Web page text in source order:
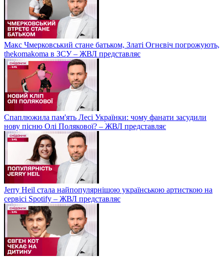
Макс Чмерковський стане батьком, Златі Огнєвіч погрожують,
thekomakoma в ЗСУ – ЖВЛ представляє
Спаплюжила пам'ять Лесі Українки: чому фанати засудили
нову пісню Олі Полякової? – ЖВЛ представляє
Jerry Heil стала найпопулярнішою українською артисткою на
сервісі Spotify – ЖВЛ представляє